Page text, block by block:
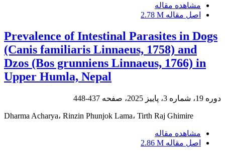
مشاهده مقاله
اصل مقاله 2.78 M
Prevalence of Intestinal Parasites in Dogs
(Canis familiaris Linnaeus, 1758) and
Dzos (Bos grunniens Linnaeus, 1766) in
Upper Humla, Nepal
دوره 19، شماره 3، پاییز 2025، صفحه 437-448
Dharma Acharya، Rinzin Phunjok Lama، Tirth Raj Ghimire
مشاهده مقاله
اصل مقاله 2.86 M